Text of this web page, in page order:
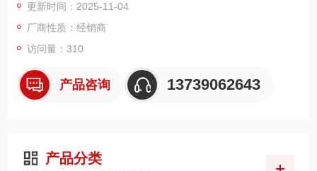
状，是包装液体和粉末的理想选择。该包装机为独立驱动，带有
独立泵，还可安装在手套箱中，且符合 PSE 标准。
腔室内部尺寸：宽 182× 深 85× 高 160mm。
有效密封尺寸：平
更新时间：2025-11-04
厂商性质：经销商
访问量：310
产品咨询 13739062643
产品分类